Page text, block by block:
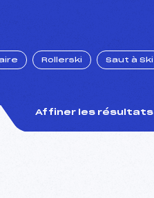
Rollerski Saut à Ski
Affiner les résultats